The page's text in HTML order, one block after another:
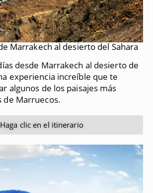
Marrakech al desierto del Sahara
desde Marrakech al desierto de
experiencia increíble que te
algunos de los paisajes más
de Marruecos.
Haga clic en el itinerario